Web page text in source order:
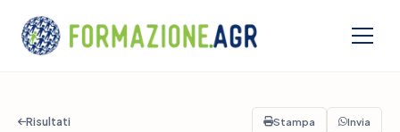
Risultati Stampa Invia